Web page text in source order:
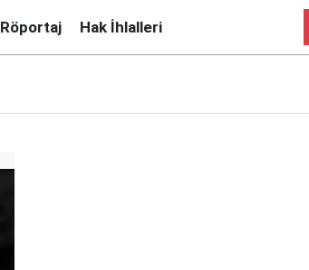
Röportaj Hak İhlalleri